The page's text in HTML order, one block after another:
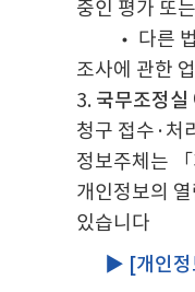
중인 평가 또
• 다른 법
조사에 관한
3. 국무조정실
청구 접수·처
정보주체는
개인정보의
있습니다
▶ [개인